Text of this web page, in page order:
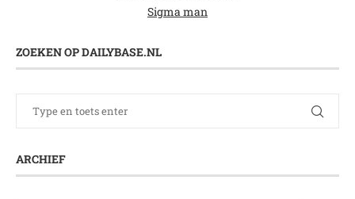
Sigma man
ZOEKEN OP DAILYBASE.NL
ARCHIEF